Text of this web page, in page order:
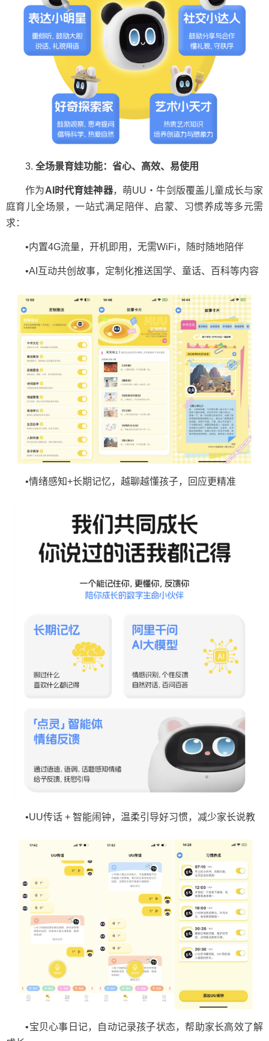
3. 全场景育娃功能：省心、高效、易使用
作为AI时代育娃神器，萌UU・牛剑版覆盖儿童成长与家
庭育儿全场景，一站式满足陪伴、启蒙、习惯养成等多元需
求：
•内置4G流量，开机即用，无需WiFi，随时随地陪伴
•AI互动共创故事，定制化推送国学、童话、百科等内容
•情绪感知+长期记忆，越聊越懂孩子，回应更精准
•UU传话 + 智能闹钟，温柔引导好习惯，减少家长说教
•宝贝心事日记，自动记录孩子状态，帮助家长高效了解